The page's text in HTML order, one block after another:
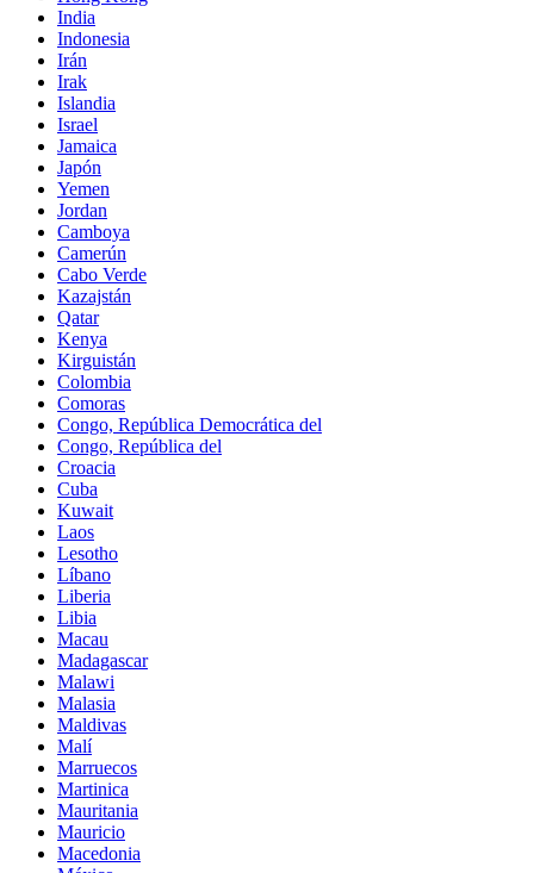
India
Indonesia
Irán
Irak
Islandia
Israel
Jamaica
Japón
Yemen
Jordan
Camboya
Camerún
Cabo Verde
Kazajstán
Qatar
Kenya
Kirguistán
Colombia
Comoras
Congo, República Democrática del
Congo, República del
Croacia
Cuba
Kuwait
Laos
Lesotho
Líbano
Liberia
Libia
Macau
Madagascar
Malawi
Malasia
Maldivas
Malí
Marruecos
Martinica
Mauritania
Mauricio
Macedonia